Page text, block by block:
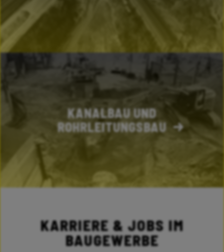
KANALBAU UND
ROHRLEITUNGSBAU
KARRIERE & JOBS IM
BAUGEWERBE